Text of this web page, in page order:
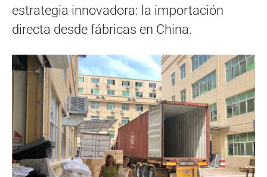
estrategia innovadora: la importación
directa desde fábricas en China.